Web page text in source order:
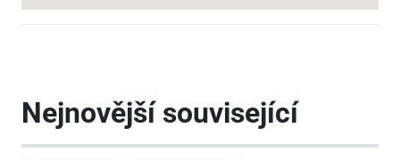
Nejnovější související